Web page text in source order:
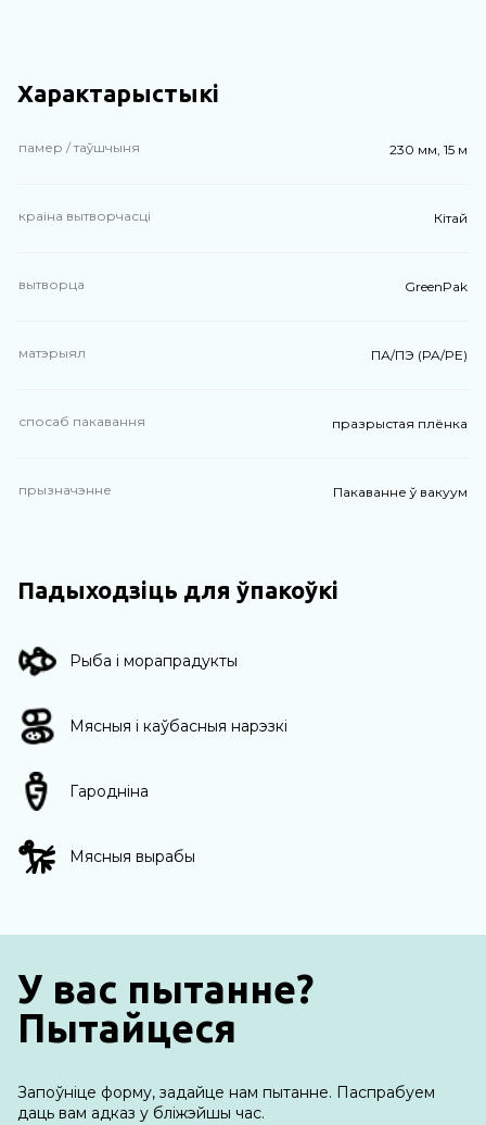
Характарыстыкі
памер / таўшчыня 230 мм, 15 м
краіна вытворчасці Кітай
вытворца GreenPak
матэрыял ПА/ПЭ (PA/PE)
спосаб пакавання празрыстая плёнка
прызначэнне Пакаванне ў вакуум
Падыходзіць для ўпакоўкі
Рыба і морапрадукты
Мясныя і каўбасныя нарэзкі
Гародніна
Мясныя вырабы
У вас пытанне?
Пытайцеся
Запоўніце форму, задайце нам пытанне. Паспрабуем
даць вам адказ у бліжэйшы час.